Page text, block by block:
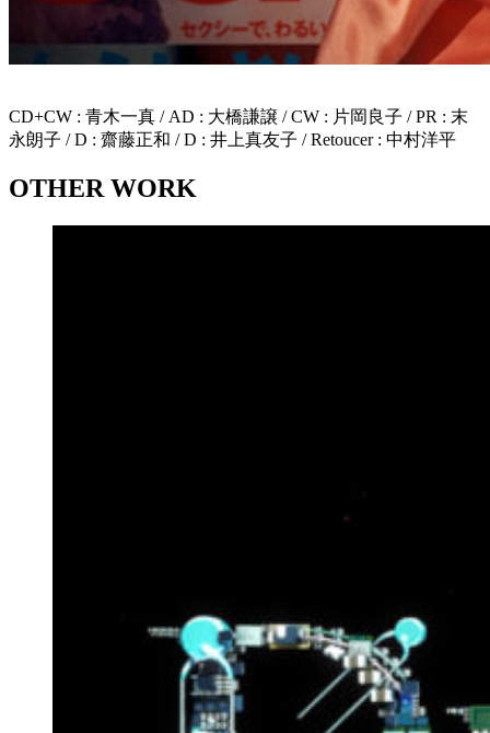
CD+CW : 青木一真 / AD : 大橋謙譲 / CW : 片岡良子 / PR : 末
永朗子 / D : 齋藤正和 / D : 井上真友子 / Retoucer : 中村洋平
OTHER WORK